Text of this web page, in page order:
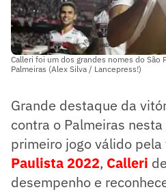
Calleri foi um dos grandes nomes do São
Palmeiras (Alex Silva / Lancepress!)
Grande destaque da
contra o Palmeiras
primeiro jogo válido
Paulista 2022, Calleri
desempenho e